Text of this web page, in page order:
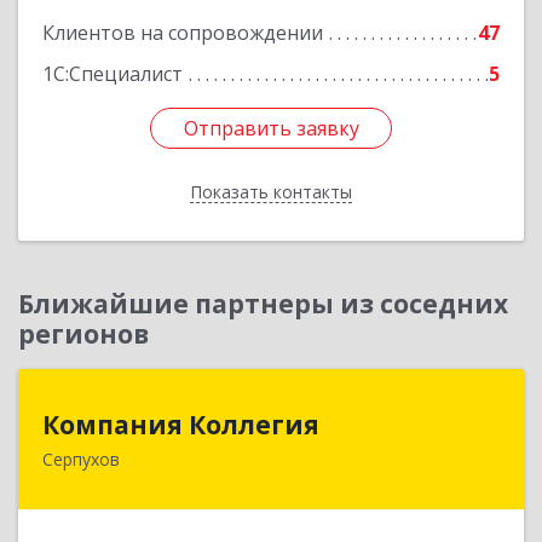
Клиентов на сопровождении
47
1С:Специалист
5
Отправить заявку
Показать контакты
Отправить заявку
Назад
Ближайшие партнеры из соседних
регионов
Компания Коллегия
Серпухов
142211, Московская обл, Серпухов г, Оборонная